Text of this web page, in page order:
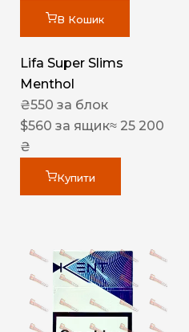
В Кошик
Lifa Super Slims
Menthol
₴550 за блок
$560 за ящик≈ 25 200
₴
Купити